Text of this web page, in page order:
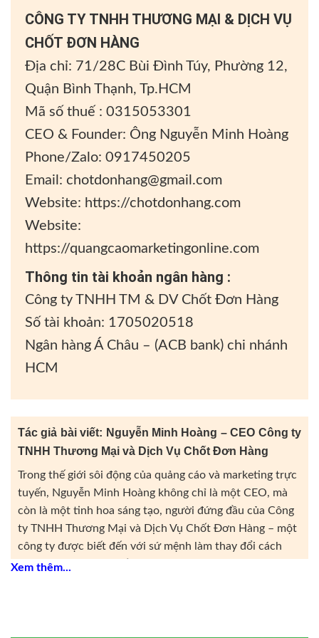
CÔNG TY TNHH THƯƠNG MẠI & DỊCH VỤ
CHỐT ĐƠN HÀNG
Địa chỉ: 71/28C Bùi Đình Túy, Phường 12,
Quận Bình Thạnh, Tp.HCM
Mã số thuế : 0315053301
CEO & Founder: Ông Nguyễn Minh Hoàng
Phone/Zalo: 0917450205
Email: chotdonhang@gmail.com
Website: https://chotdonhang.com
Website:
https://quangcaomarketingonline.com
Thông tin tài khoản ngân hàng :
Công ty TNHH TM & DV Chốt Đơn Hàng
Số tài khoản: 1705020518
Ngân hàng Á Châu – (ACB bank) chi nhánh
HCM
Tác giả bài viết: Nguyễn Minh Hoàng – CEO Công ty
TNHH Thương Mại và Dịch Vụ Chốt Đơn Hàng
Trong thế giới sôi động của quảng cáo và marketing trực
tuyến, Nguyễn Minh Hoàng không chỉ là một CEO, mà
còn là một tinh hoa sáng tạo, người đứng đầu của Công
ty TNHH Thương Mại và Dịch Vụ Chốt Đơn Hàng – một
công ty được biết đến với sứ mệnh làm thay đổi cách
thức doanh nghiệp tiếp cận và tương tác với khách hàng
Xem thêm...